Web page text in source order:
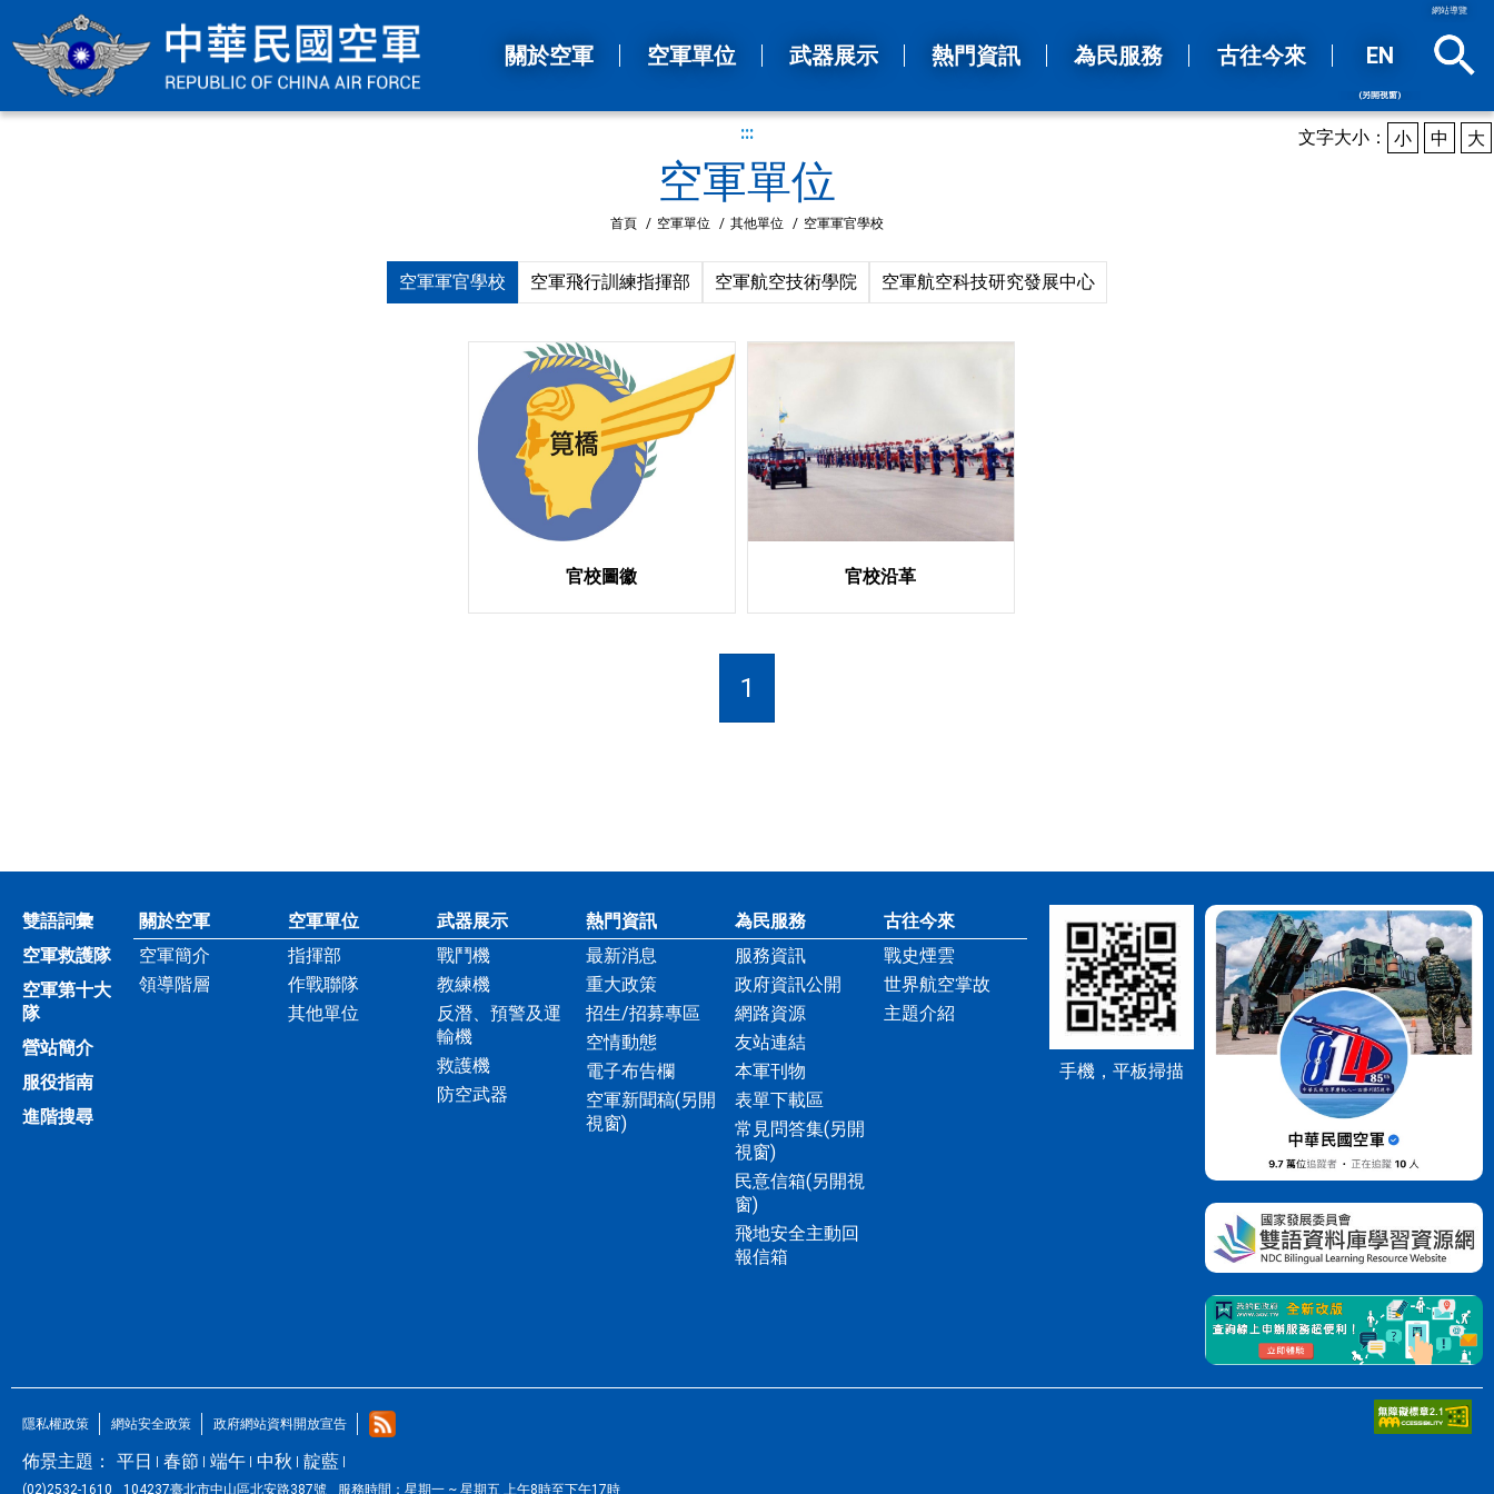
網站導覽
關於空軍 空軍單位 武器展示 熱門資訊 為民服務 古往今來 EN
(另開視窗)
::: 文字大小： 小 中 大
空軍單位
首頁 / 空軍單位 / 其他單位 / 空軍軍官學校
空軍軍官學校 空軍飛行訓練指揮部 空軍航空技術學院 空軍航空科技研究發展中心
官校圖徽 官校沿革
1
雙語詞彙
空軍救護隊
空軍第十大
隊
營站簡介
服役指南
進階搜尋
關於空軍
空軍簡介
領導階層
空軍單位
指揮部
作戰聯隊
其他單位
武器展示
戰鬥機
教練機
反潛、預警及運
輸機
救護機
防空武器
熱門資訊
最新消息
重大政策
招生/招募專區
空情動態
電子布告欄
空軍新聞稿(另開
視窗)
為民服務
服務資訊
政府資訊公開
網路資源
友站連結
本軍刊物
表單下載區
常見問答集(另開
視窗)
民意信箱(另開視
窗)
飛地安全主動回
報信箱
古往今來
戰史煙雲
世界航空掌故
主題介紹
手機，平板掃描
隱私權政策 網站安全政策 政府網站資料開放宣告
佈景主題： 平日 春節 端午 中秋 靛藍
(02)2532-1610 104237臺北市中山區北安路387號 服務時間： 星期一 ~ 星期五 上午8時至下午17時